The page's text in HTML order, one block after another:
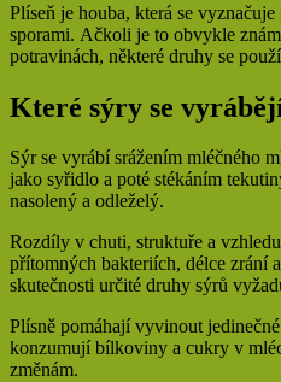
Plíseň je houba, která se
sporami. Ačkoli je to obvykle
potravinách, některé druhy se
Které sýry se
Sýr se vyrábí srážením mléčného
jako syřidlo a poté stékáním
nasolený a odleželý.
Rozdíly v chuti, struktuře a
přítomných bakteriích, délce zrání
skutečnosti určité druhy sýrů
Plísně pomáhají vyvinout
konzumují bílkoviny a cukry v
změnám.